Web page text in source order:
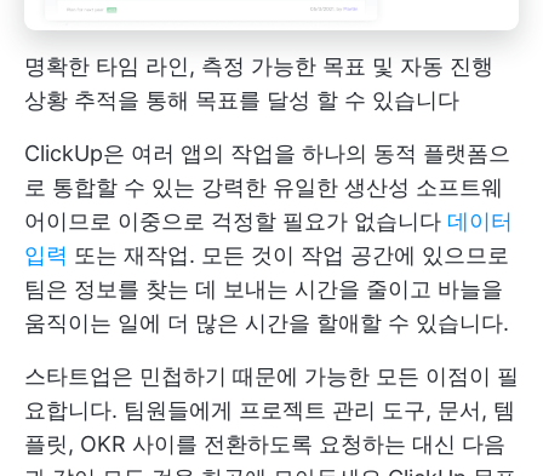
명확한 타임 라인, 측정 가능한 목표 및 자동 진행
상황 추적을 통해 목표를 달성 할 수 있습니다
ClickUp은 여러 앱의 작업을 하나의 동적 플랫폼으
로 통합할 수 있는 강력한 유일한 생산성 소프트웨
어이므로 이중으로 걱정할 필요가 없습니다 데이터
입력 또는 재작업. 모든 것이 작업 공간에 있으므로
팀은 정보를 찾는 데 보내는 시간을 줄이고 바늘을
움직이는 일에 더 많은 시간을 할애할 수 있습니다.
스타트업은 민첩하기 때문에 가능한 모든 이점이 필
요합니다. 팀원들에게 프로젝트 관리 도구, 문서, 템
플릿, OKR 사이를 전환하도록 요청하는 대신 다음